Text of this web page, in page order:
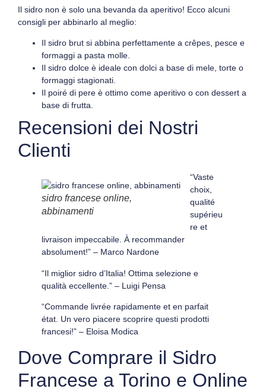
Il sidro non è solo una bevanda da aperitivo! Ecco alcuni
consigli per abbinarlo al meglio:
Il sidro brut si abbina perfettamente a crêpes, pesce e
formaggi a pasta molle.
Il sidro dolce è ideale con dolci a base di mele, torte o
formaggi stagionati.
Il poiré di pere è ottimo come aperitivo o con dessert a
base di frutta.
Recensioni dei Nostri
Clienti
sidro francese online,
abbinamenti
“Vaste
choix,
qualité
supérieu
re et
livraison impeccabile. À recommander
absolument!” – Marco Nardone
“Il miglior sidro d’Italia! Ottima selezione e
qualità eccellente.” – Luigi Pensa
“Commande livrée rapidamente et en parfait
état. Un vero piacere scoprire questi prodotti
francesi!” – Eloisa Modica
Dove Comprare il Sidro
Francese a Torino e Online